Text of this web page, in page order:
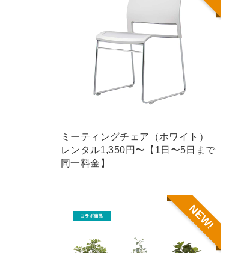
ミーティングチェア（ホワイト）
レンタル1,350円〜【1日〜5日まで
同一料金】
NEW!